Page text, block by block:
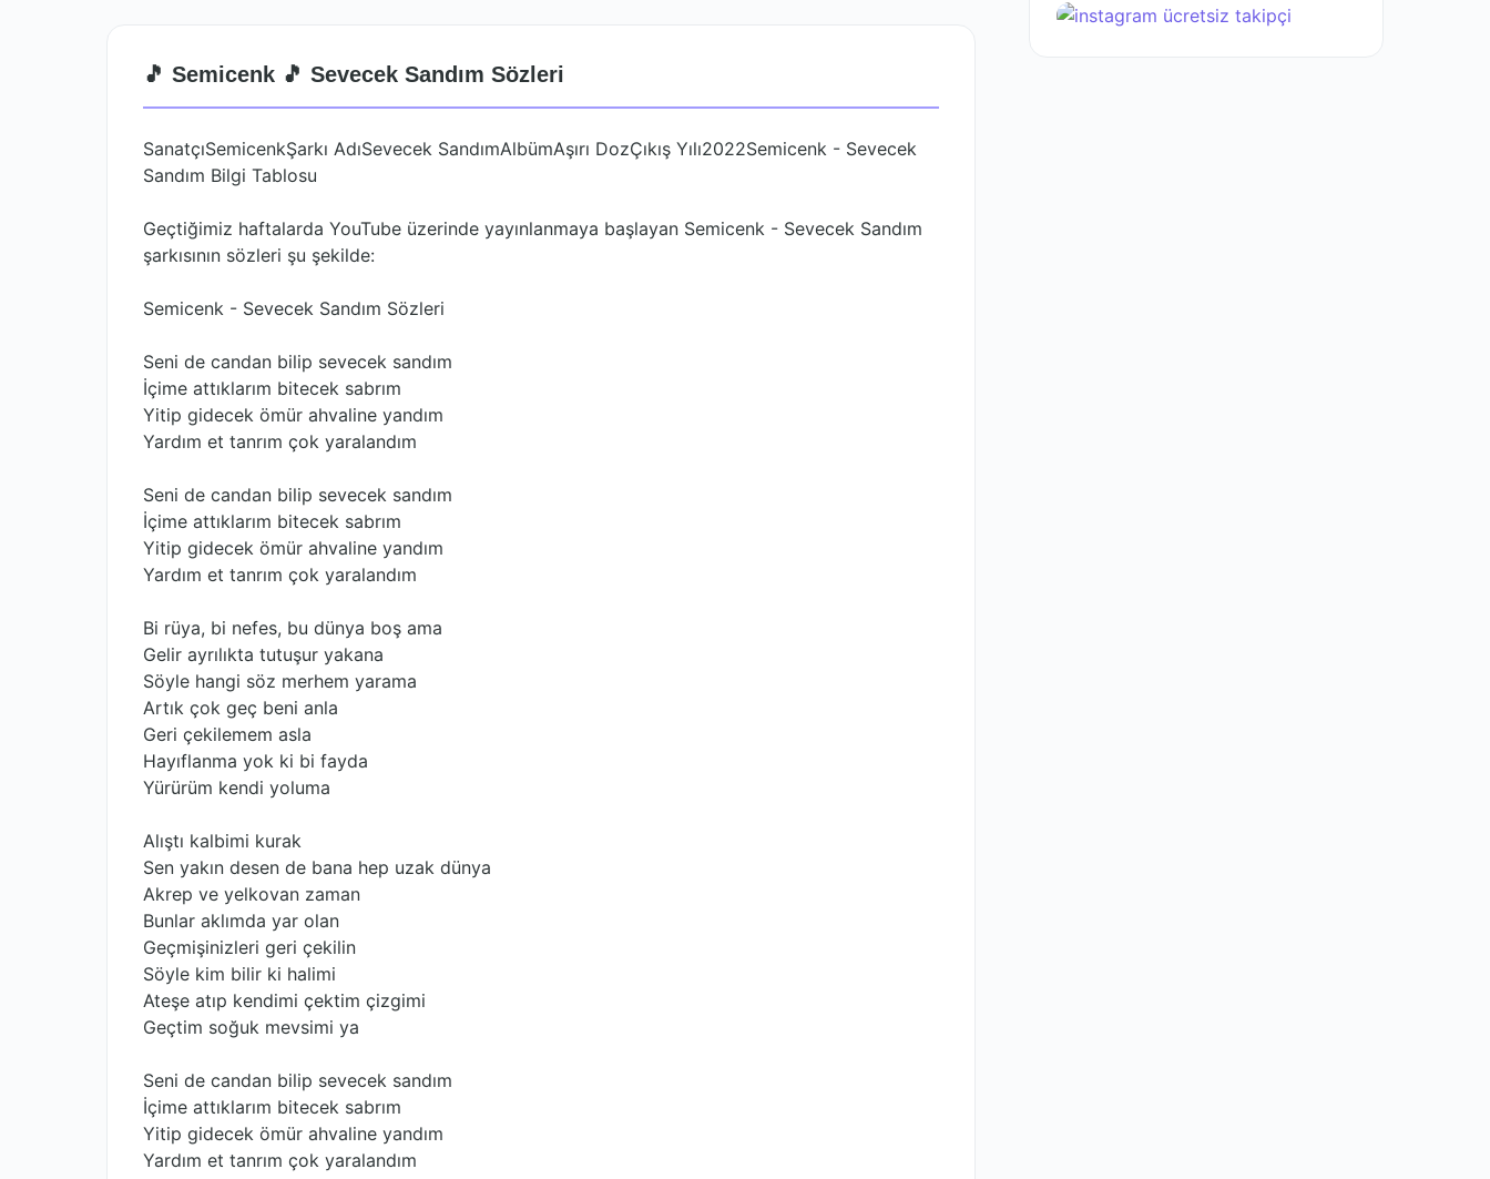
🎵 Semicenk 🎵 Sevecek Sandım Sözleri
SanatçıSemicenkŞarkı AdıSevecek SandımAlbümAşırı DozÇıkış Yılı2022Semicenk - Sevecek
Sandım Bilgi Tablosu
Geçtiğimiz haftalarda YouTube üzerinde yayınlanmaya başlayan Semicenk - Sevecek Sandım
şarkısının sözleri şu şekilde:
Semicenk - Sevecek Sandım Sözleri
Seni de candan bilip sevecek sandım
İçime attıklarım bitecek sabrım
Yitip gidecek ömür ahvaline yandım
Yardım et tanrım çok yaralandım
Seni de candan bilip sevecek sandım
İçime attıklarım bitecek sabrım
Yitip gidecek ömür ahvaline yandım
Yardım et tanrım çok yaralandım
Bi rüya, bi nefes, bu dünya boş ama
Gelir ayrılıkta tutuşur yakana
Söyle hangi söz merhem yarama
Artık çok geç beni anla
Geri çekilemem asla
Hayıflanma yok ki bi fayda
Yürürüm kendi yoluma
Alıştı kalbimi kurak
Sen yakın desen de bana hep uzak dünya
Akrep ve yelkovan zaman
Bunlar aklımda yar olan
Geçmişinizleri geri çekilin
Söyle kim bilir ki halimi
Ateşe atıp kendimi çektim çizgimi
Geçtim soğuk mevsimi ya
Seni de candan bilip sevecek sandım
İçime attıklarım bitecek sabrım
Yitip gidecek ömür ahvaline yandım
Yardım et tanrım çok yaralandım